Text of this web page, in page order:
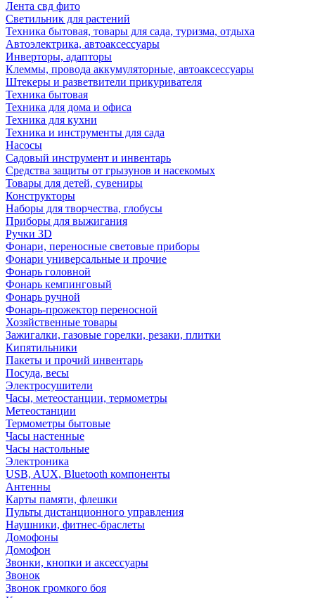
Лента свд фито
Светильник для растений
Техника бытовая, товары для сада, туризма, отдыха
Автоэлектрика, автоаксессуары
Инверторы, адапторы
Клеммы, провода аккумуляторные, автоаксессуары
Штекеры и разветвители прикуривателя
Техника бытовая
Техника для дома и офиса
Техника для кухни
Техника и инструменты для сада
Насосы
Садовый инструмент и инвентарь
Средства защиты от грызунов и насекомых
Товары для детей, сувениры
Конструкторы
Наборы для творчества, глобусы
Приборы для выжигания
Ручки 3D
Фонари, переносные световые приборы
Фонари универсальные и прочие
Фонарь головной
Фонарь кемпинговый
Фонарь ручной
Фонарь-прожектор переносной
Хозяйственные товары
Зажигалки, газовые горелки, резаки, плитки
Кипятильники
Пакеты и прочий инвентарь
Посуда, весы
Электросушители
Часы, метеостанции, термометры
Метеостанции
Термометры бытовые
Часы настенные
Часы настольные
Электроника
USB, AUX, Bluetooth компоненты
Антенны
Карты памяти, флешки
Пульты дистанционного управления
Наушники, фитнес-браслеты
Домофоны
Домофон
Звонки, кнопки и аксессуары
Звонок
Звонок громкого боя